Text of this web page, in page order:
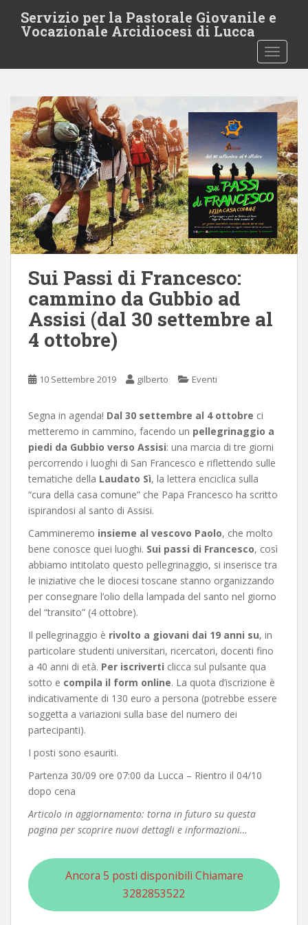
t
Servizio per la Pastorale Giovanile e
Vocazionale Arcidiocesi di Lucca
Sui Passi di Francesco:
cammino da Gubbio ad
Assisi (dal 30 settembre al
4 ottobre)
10 Settembre 2019 gilberto Eventi
Segna in agenda! Dal 30 settembre al 4 ottobre ci
metteremo in cammino, facendo un pellegrinaggio a
piedi da Gubbio verso Assisi: una marcia di tre giorni
percorrendo i luoghi di San Francesco e riflettendo sulle
tematiche della Laudato Sì, la lettera enciclica sulla
“cura della casa comune” che Papa Francesco ha scritto
ispirandosi al santo di Assisi.
Cammineremo insieme al vescovo Paolo, che molto
bene conosce quei luoghi. Sui passi di Francesco, così
abbiamo intitolato questo pellegrinaggio, si inserisce tra
le iniziative che le diocesi toscane stanno organizzando
per consegnare l’olio della lampada del santo nel giorno
del “transito” (4 ottobre).
Il pellegrinaggio è rivolto a giovani dai 19 anni su, in
particolare studenti universitari, ricercatori, docenti fino
a 40 anni di età. Per iscriverti clicca sul pulsante qua
sotto e compila il form online. La quota d’iscrizione è
indicativamente di 130 euro a persona (potrebbe essere
soggetta a variazioni sulla base del numero dei
partecipanti).
I posti sono esauriti.
Partenza 30/09 ore 07:00 da Lucca – Rientro il 04/10
dopo cena
Articolo in aggiornamento: torna in futuro su questa
pagina per scoprire nuovi dettagli e informazioni…
Ancora 5 posti disponibili Chiamare
3282853522